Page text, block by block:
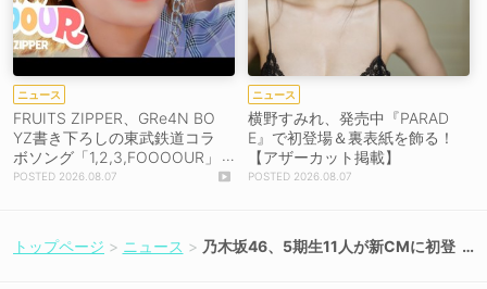
ニュース
FRUITS ZIPPER、GRe4N BO
YZ書き下ろしの東武鉄道コラ
ボソング「1,2,3,FOOOOUR」
をリリース＆MV公開！
2026.08.07
ニュース
横野すみれ、発売中『PARAD
E』で初登場＆裏表紙を飾る！
【アザーカット掲載】
2026.08.07
トップページ ニュース
乃木坂46、5期生11人が新CMに初登